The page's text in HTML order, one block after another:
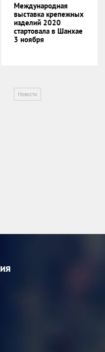
Новости
Международная
выставка крепежных
изделий 2020
стартовала в Шанхае
3 ноября